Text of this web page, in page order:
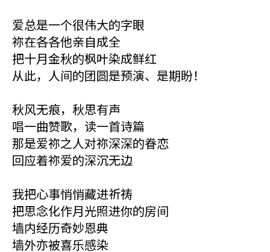
爱总是一个很伟大的字眼
祢在各各他亲自成全
把十月金秋的枫叶染成鲜红
从此，人间的团圆是预演、是期盼！
秋风无痕，秋思有声
唱一曲赞歌，读一首诗篇
那是爱祢之人对祢深深的眷恋
回应着祢爱的深沉无边
我把心事悄悄藏进祈祷
把思念化作月光照进你的房间
墙内经历奇妙恩典
墙外亦被喜乐感染